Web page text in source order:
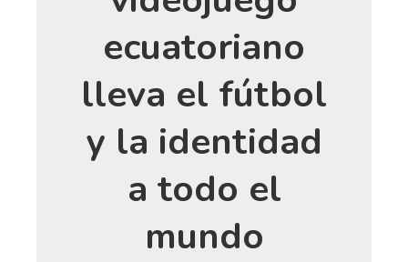
ecuatoriano
lleva el fútbol
y la identidad
a todo el
mundo